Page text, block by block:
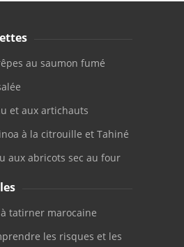
au saumon fumé
et aux artichauts
à la citrouille et Tahiné
aux abricots sec au four
tatirner marocaine
les risques et les